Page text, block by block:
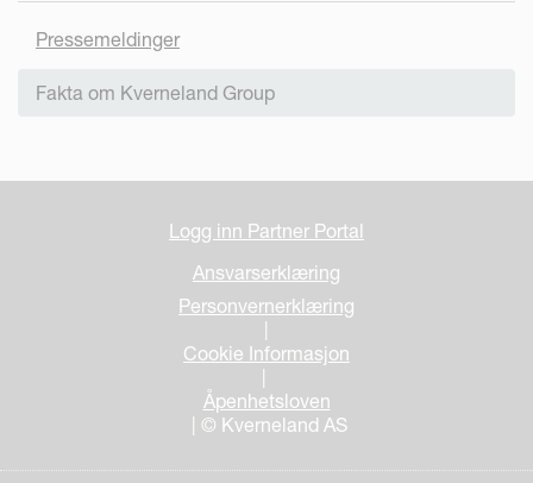
Pressemeldinger
Fakta om Kverneland Group
Logg inn Partner Portal
Ansvarserklæring
Personvernerklæring
Cookie Informasjon
Åpenhetsloven
| © Kverneland AS